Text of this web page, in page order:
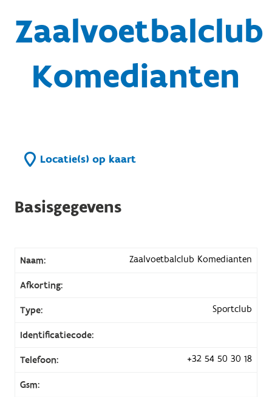
Zaalvoetbalclub
Komedianten
Locatie(s) op kaart
Basisgegevens
Naam: Zaalvoetbalclub Komedianten
Afkorting:
Type: Sportclub
Identificatiecode:
Telefoon: +32 54 50 30 18
Gsm: